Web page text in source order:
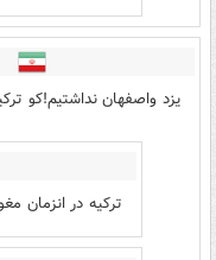
یزد واصفهان نداشتیم!کو
ترکیه در انزمان